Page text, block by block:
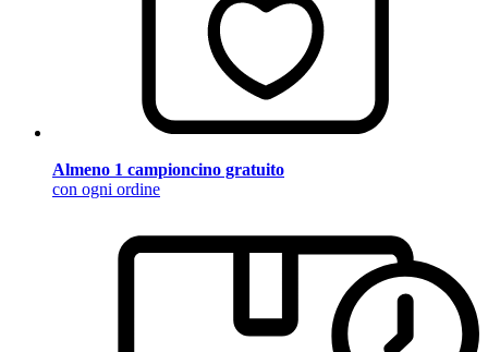
Almeno 1 campioncino gratuito
con ogni ordine